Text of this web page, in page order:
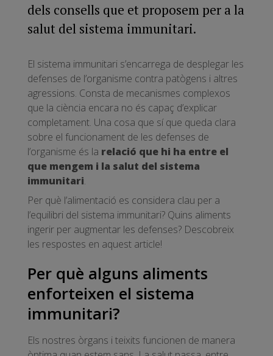
dels consells que et proposem per a la
salut del sistema immunitari.
El sistema immunitari s’encarrega de desplegar les
defenses de l’organisme contra patògens i altres
agressions. Consta de mecanismes complexos
que la ciència encara no és capaç d’explicar
completament. Una cosa que sí que queda clara
sobre el funcionament de les defenses de
l’organisme és la relació que hi ha entre el
que mengem i la salut del sistema
immunitari.
Per què l’alimentació es considera clau per a
l’equilibri del sistema immunitari? Quins aliments
ingerir per augmentar les defenses? Descobreix
les respostes en aquest article!
Per què alguns aliments
enforteixen el sistema
immunitari?
Els nostres òrgans i teixits funcionen de manera